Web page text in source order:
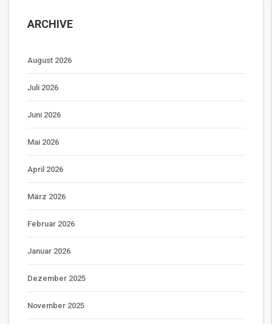
ARCHIVE
August 2026
Juli 2026
Juni 2026
Mai 2026
April 2026
März 2026
Februar 2026
Januar 2026
Dezember 2025
November 2025